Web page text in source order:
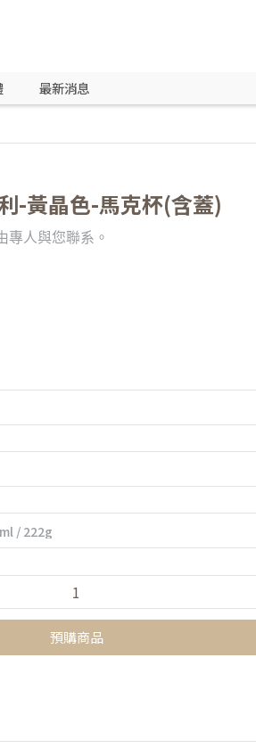
最新消息
-黃晶色-馬克杯(含蓋)
專人與您聯系。
預購商品